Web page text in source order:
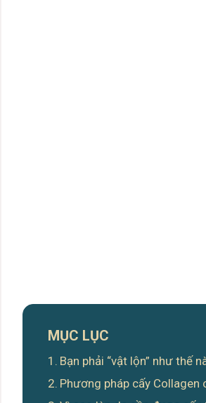
MỤC LỤC
Bạn phải “vật lộn” như thế
Phương pháp cấy